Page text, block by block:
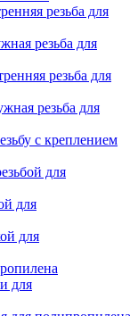
резьба для
резьба для
резьба для
резьба для
с креплением
для
для
для
для